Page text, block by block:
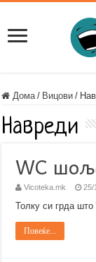
Дома / Вицови /
Навреди
WC
Vicoteka.mk 25/
Толку си грда
Повеќе...